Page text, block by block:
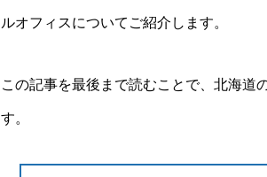
ルオフィスについてご紹介します。
この記事を最後まで読むことで、北海道
す。